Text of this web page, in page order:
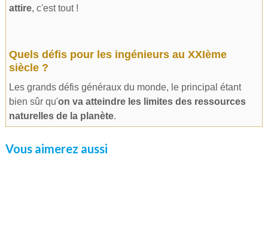
attire, c'est tout !
Quels défis pour les ingénieurs au XXIème
siècle ?
Les grands défis généraux du monde, le principal étant
bien sûr qu'on va atteindre les limites des ressources
naturelles de la planète.
Vous aimerez aussi